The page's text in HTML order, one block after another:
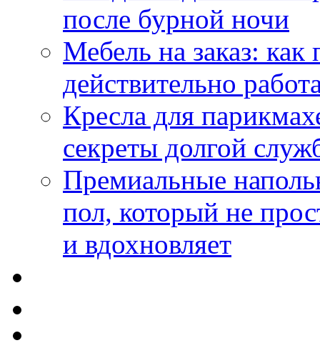
после бурной ночи
Мебель на заказ:
действительно
Кресла для
секреты долгой
Премиальные
пол, который не
и вдохновляет